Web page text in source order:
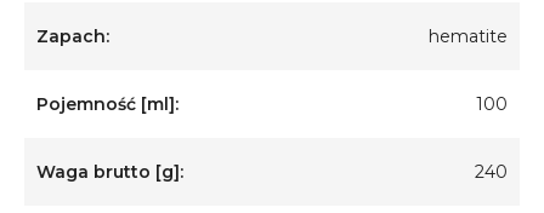
Zapach: hematite
Pojemność [ml]: 100
Waga brutto [g]: 240